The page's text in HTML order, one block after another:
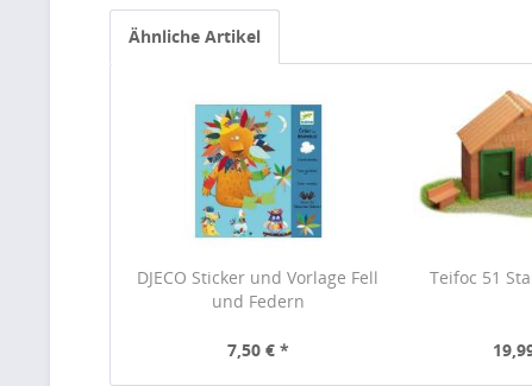
Ähnliche Artikel
DJECO Sticker und Vorlage Fell
und Federn
7,50 € *
Teifoc 51